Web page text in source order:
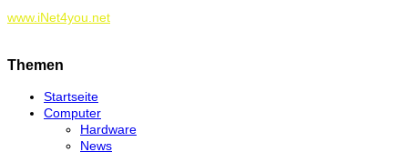
www.iNet4you.net
Themen
Startseite
Computer
Hardware
News